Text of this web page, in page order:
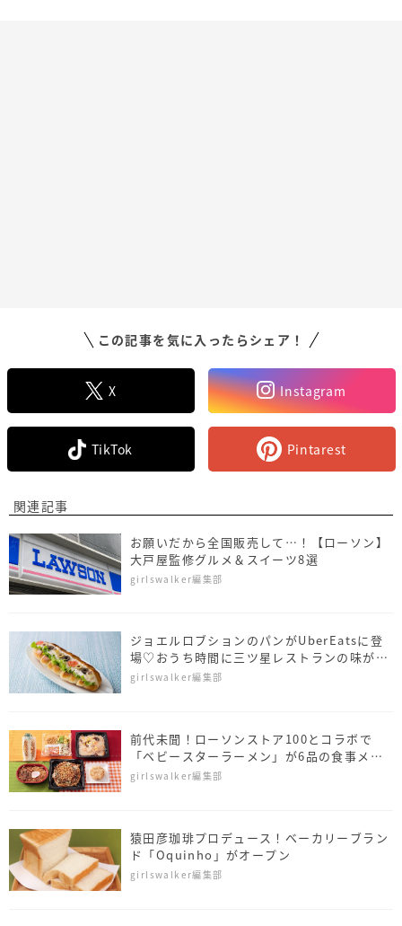
この記事を気に入ったらシェア！
X Instagram
TikTok Pintarest
関連記事
お願いだから全国販売して…！【ローソン】
大戸屋監修グルメ＆スイーツ8選
girlswalker編集部
ジョエルロブションのパンがUberEatsに登
場♡おうち時間に三ツ星レストランの味が楽
しめる
girlswalker編集部
前代未聞！ローソンストア100とコラボで
「ベビースターラーメン」が6品の食事メニ
ューに
girlswalker編集部
猿田彦珈琲プロデュース！ベーカリーブラン
ド「Oquinho」がオープン
girlswalker編集部